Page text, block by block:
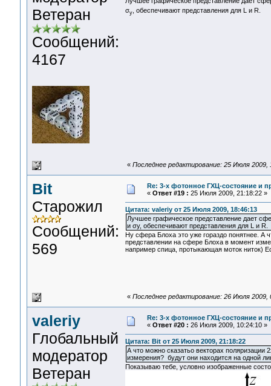
Ветеран
Сообщений:
4167
σу, обеспечивают представления для L и R.
« Последнее редактирование: 25 Июля 2009,
Bit
Старожил
Сообщений:
569
Re: 3-x фотонное ГХЦ-состояние и
« Ответ #19 : 25 Июля 2009, 21:18:22 »
Цитата: valeriy от 25 Июля 2009, 18:46:13
Лучшее графическое представление дает
и σу, обеспечивают представления для L и R.
Ну сфера Блоха это уже гораздо понятнее. А
представлении на сфере Блоха в момент
например спица, протыкающая моток ниток)
« Последнее редактирование: 26 Июля 2009,
valeriy
Глобальный
модератор
Ветеран
Re: 3-x фотонное ГХЦ-состояние и
« Ответ #20 : 26 Июля 2009, 10:24:10 »
Цитата: Bit от 25 Июля 2009, 21:18:22
А что можно сказатьо векторах
измерения? будут они находится на одной
Показываю тебе, условно изображенные